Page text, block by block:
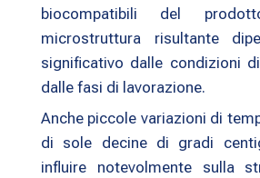
biocompatibili del
microstruttura risultante
significativo dalle condizioni
dalle fasi di lavorazione.
Anche piccole variazioni di
di sole decine di gradi
influire notevolmente sulla